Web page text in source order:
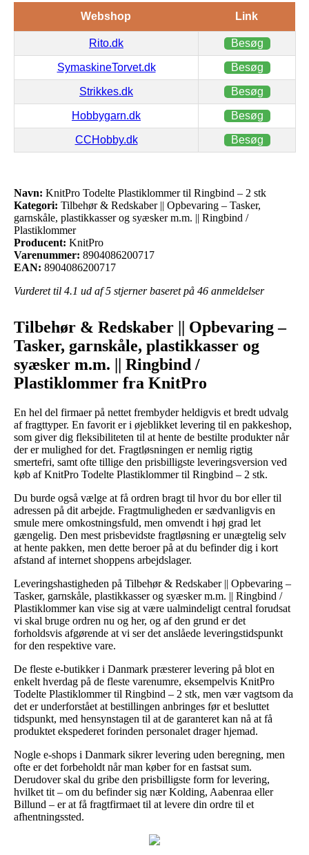
Webshop Link
Rito.dk Besøg
SymaskineTorvet.dk Besøg
Strikkes.dk Besøg
Hobbygarn.dk Besøg
CCHobby.dk Besøg
Navn: KnitPro Todelte Plastiklommer til Ringbind – 2 stk
Kategori: Tilbehør & Redskaber || Opbevaring – Tasker,
garnskåle, plastikkasser og syæsker m.m. || Ringbind /
Plastiklommer
Producent: KnitPro
Varenummer: 8904086200717
EAN: 8904086200717
Vurderet til 4.1 ud af 5 stjerner baseret på 46 anmeldelser
Tilbehør & Redskaber || Opbevaring –
Tasker, garnskåle, plastikkasser og
syæsker m.m. || Ringbind /
Plastiklommer fra KnitPro
En hel del firmaer på nettet frembyder heldigvis et bredt udvalg
af fragttyper. En favorit er i øjeblikket levering til en pakkeshop,
som giver dig fleksibiliteten til at hente de bestilte produkter når
der er mulighed for det. Fragtløsningen er nemlig rigtig
smertefri, samt ofte tillige den prisbilligste leveringsversion ved
køb af KnitPro Todelte Plastiklommer til Ringbind – 2 stk.
Du burde også vælge at få ordren bragt til hvor du bor eller til
adressen på dit arbejde. Fragtmuligheden er sædvanligvis en
smule mere omkostningsfuld, men omvendt i høj grad let
gængelig. Den mest prisbevidste fragtløsning er unægtelig selv
at hente pakken, men dette beroer på at du befinder dig i kort
afstand af internet shoppens arbejdslager.
Leveringshastigheden på Tilbehør & Redskaber || Opbevaring –
Tasker, garnskåle, plastikkasser og syæsker m.m. || Ringbind /
Plastiklommer kan vise sig at være ualmindeligt central forudsat
vi skal bruge ordren nu og her, og af den grund er det
forholdsvis afgørende at vi ser det anslåede leveringstidspunkt
for den respektive vare.
De fleste e-butikker i Danmark præsterer levering på blot en
enkelt hverdag på de fleste varenumre, eksempelvis KnitPro
Todelte Plastiklommer til Ringbind – 2 stk, men vær vagtsom da
det er underforstået at bestillingen anbringes før et besluttet
tidspunkt, med hensynstagen til at de garanteret kan nå at få
produktet ekspederet forinden personalet drager hjemad.
Nogle e-shops i Danmark sikrer levering uden beregning, men
ofte er det forbeholdt når man køber for en fastsat sum.
Derudover skal du gribe den prisbilligste form for levering,
hvilket tit – om du befinder sig nær Kolding, Aabenraa eller
Billund – er at få fragtfirmaet til at levere din ordre til et
afhentningssted.